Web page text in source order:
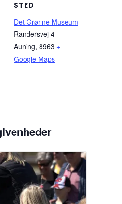
STED
Det Grønne Museum
Randersvej 4
Auning, 8963 +
Google Maps